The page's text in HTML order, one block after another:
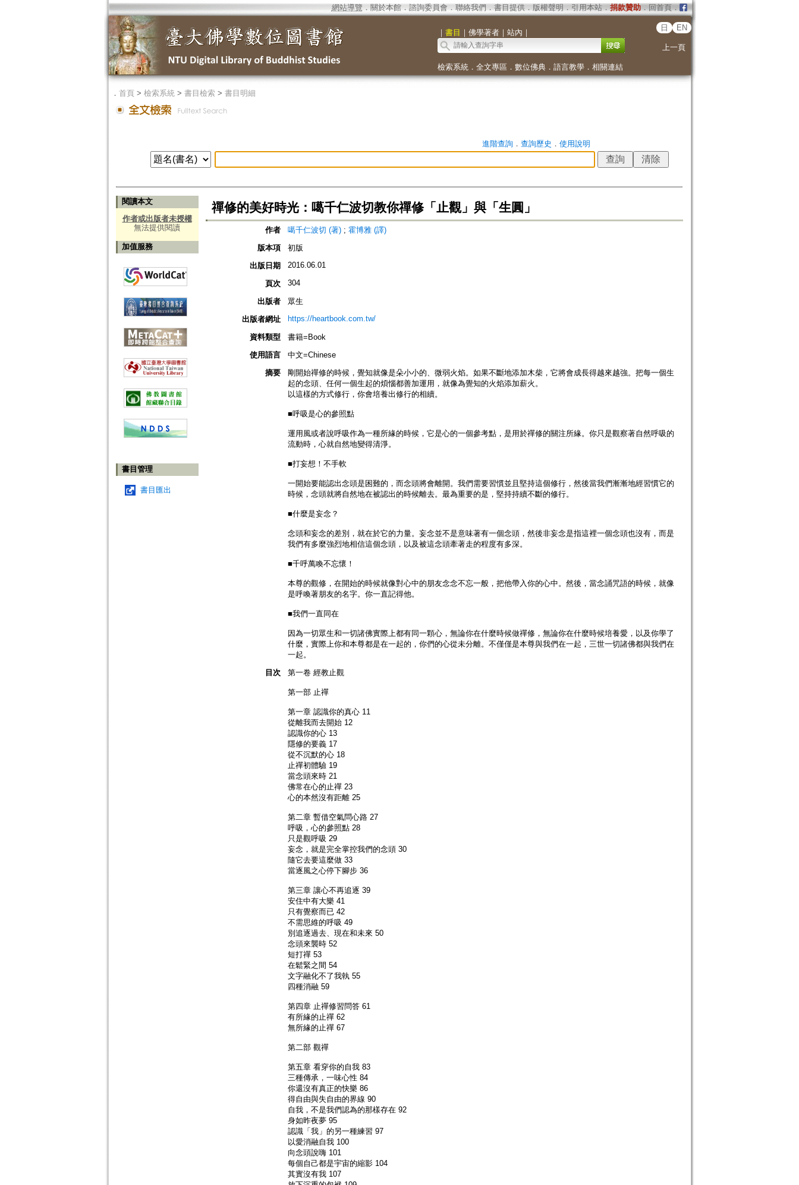
網站導覽 ． 關於本館． 諮詢委員會． 聯絡我們 ． 書目提供． 版權聲明 ． 引用本站． 捐款贊助．回首頁．
｜ 書目 ｜ 佛學著者｜ 站內 ｜
日 EN
上一頁
檢索系統． 全文專區 ． 數位佛典． 語言教學． 相關連結
． 首頁> 檢索系統> 書目檢索> 書目明細
進階查詢． 查詢歷史 ． 使用說明
閱讀本文
作者或出版者未授權
無法提供閱讀
加值服務
書目管理
書目匯出
禪修的美好時光：噶千仁波切教你禪修「止觀」與「生圓」
作者 噶千仁波切 (著); 霍博雅 (譯)
版本項
初版
出版日期
2016.06.01
頁次 304
出版者
眾生
出版者網址
https://heartbook.com.tw/
資料類型
書籍=Book
使用語言
中文=Chinese
摘要
剛開始禪修的時候，覺知就像是朵小小的、微弱火焰。如果不斷地添加木柴，它將會成長得越來越強。把每一個生
起的念頭、任何一個生起的煩惱都善加運用，就像為覺知的火焰添加薪火。
以這樣的方式修行，你會培養出修行的相續。
■呼吸是心的參照點
運用風或者說呼吸作為一種所緣的時候，它是心的一個參考點，是用於禪修的關注所緣。你只是觀察著自然呼吸的
流動時，心就自然地變得清淨。
■打妄想！不手軟
一開始要能認出念頭是困難的，而念頭將會離開。我們需要習慣並且堅持這個修行，然後當我們漸漸地經習慣它的
時候，念頭就將自然地在被認出的時候離去。最為重要的是，堅持持續不斷的修行。
■什麼是妄念？
念頭和妄念的差別，就在於它的力量。妄念並不是意味著有一個念頭，然後非妄念是指這裡一個念頭也沒有，而是
我們有多麼強烈地相信這個念頭，以及被這念頭牽著走的程度有多深。
■千呼萬喚不忘懷！
本尊的觀修，在開始的時候就像對心中的朋友念念不忘一般，把他帶入你的心中。然後，當念誦咒語的時候，就像
是呼喚著朋友的名字。你一直記得他。
■我們一直同在
因為一切眾生和一切諸佛實際上都有同一顆心，無論你在什麼時候做禪修，無論你在什麼時候培養愛，以及你學了
什麼，實際上你和本尊都是在一起的，你們的心從未分離。不僅僅是本尊與我們在一起，三世一切諸佛都與我們在
一起。
目次
第一卷 經教止觀
第一部 止禪
第一章 認識你的真心 11
從離我而去開始 12
認識你的心 13
隱修的要義 17
從不沉默的心 18
止禪初體驗 19
當念頭來時 21
佛常在心的止禪 23
心的本然沒有距離 25
第二章 暫借空氣問心路 27
呼吸，心的參照點 28
只是觀呼吸 29
妄念，就是完全掌控我們的念頭 30
隨它去要這麼做 33
當逐風之心停下腳步 36
第三章 讓心不再追逐 39
安住中有大樂 41
只有覺察而已 42
不需思維的呼吸 49
別追逐過去、現在和未來 50
念頭來襲時 52
短打禪 53
在鬆緊之間 54
文字融化不了我執 55
四種消融 59
第四章 止禪修習問答 61
有所緣的止禪 62
無所緣的止禪 67
第二部 觀禪
第五章 看穿你的自我 83
三種傳承，一味心性 84
你還沒有真正的快樂 86
得自由與失自由的界線 90
自我，不是我們認為的那樣存在 92
身如昨夜夢 95
認識「我」的另一種練習 97
以愛消融自我 100
向念頭說嗨 101
每個自己都是宇宙的縮影 104
其實沒有我 107